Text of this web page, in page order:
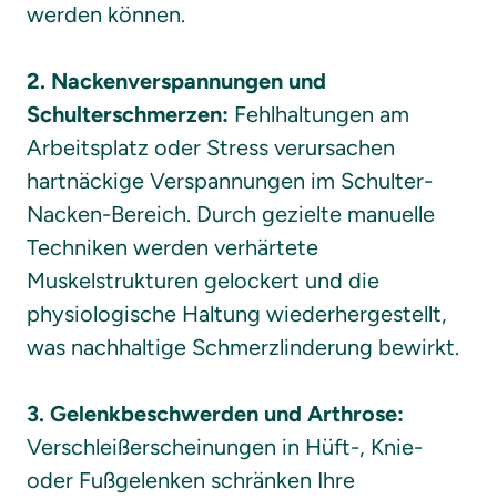
werden können.
2. Nackenverspannungen und
Schulterschmerzen: Fehlhaltungen am
Arbeitsplatz oder Stress verursachen
hartnäckige Verspannungen im Schulter-
Nacken-Bereich. Durch gezielte manuelle
Techniken werden verhärtete
Muskelstrukturen gelockert und die
physiologische Haltung wiederhergestellt,
was nachhaltige Schmerzlinderung bewirkt.
3. Gelenkbeschwerden und Arthrose:
Verschleißerscheinungen in Hüft-, Knie-
oder Fußgelenken schränken Ihre